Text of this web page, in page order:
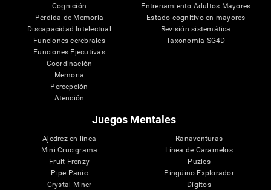
Cognición
Pérdida de Memoria
Discapacidad Intelectual
Funciones cerebrales
Funciones Ejecutivas
Coordinación
Memoria
Percepción
Atención
Entrenamiento Adultos Mayores
Estado cognitivo en mayores
Revisión sistemática
Taxonomía SG4D
Juegos Mentales
Ajedrez en línea
Mini Crucigrama
Fruit Frenzy
Pipe Panic
Crystal Miner
Ranaventuras
Línea de Caramelos
Puzles
Pingüino Explorador
Dígitos